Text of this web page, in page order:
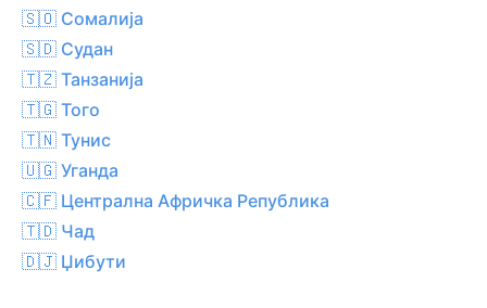
🇸🇴 Сомалија
🇸🇩 Судан
🇹🇿 Танзанија
🇹🇬 Того
🇹🇳 Тунис
🇺🇬 Уганда
🇨🇫 Централна Афричка Република
🇹🇩 Чад
🇩🇯 Џибути